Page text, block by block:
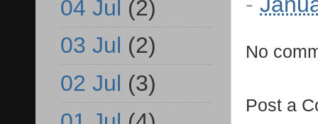
No
Post a
04 Jul (2)
03 Jul (2)
02 Jul (3)